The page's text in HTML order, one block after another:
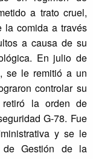
a trato cruel,
la comida a través
a causa de su
En julio de
se le remitió a un
controlar su
la orden de
G-78. Fue
y se le
de Gestión de la